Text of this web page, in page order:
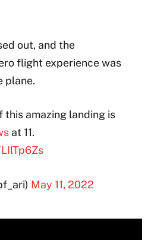
out, and the
flight experience was
plane.
this amazing landing is
at 11.
May 11, 2022